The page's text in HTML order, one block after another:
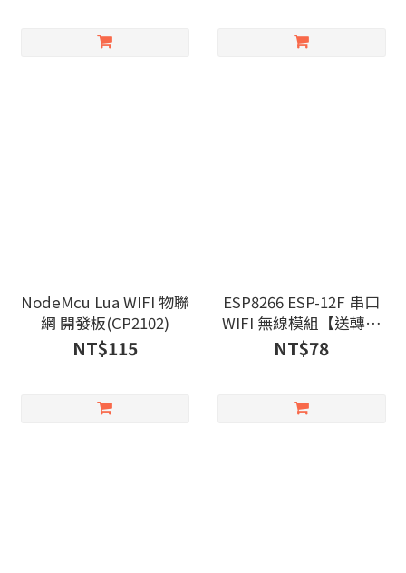
NodeMcu Lua WIFI 物聯
網 開發板(CP2102)
NT$115
ESP8266 ESP-12F 串口
WIFI 無線模組【送轉接
板】
NT$78